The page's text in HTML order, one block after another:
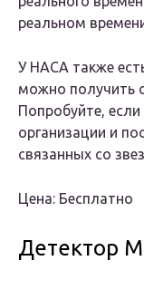
реальном
У НАСА также
можно получить
Попробуйте,
организации и
связанных со
Цена: Бесплатно
Детектор